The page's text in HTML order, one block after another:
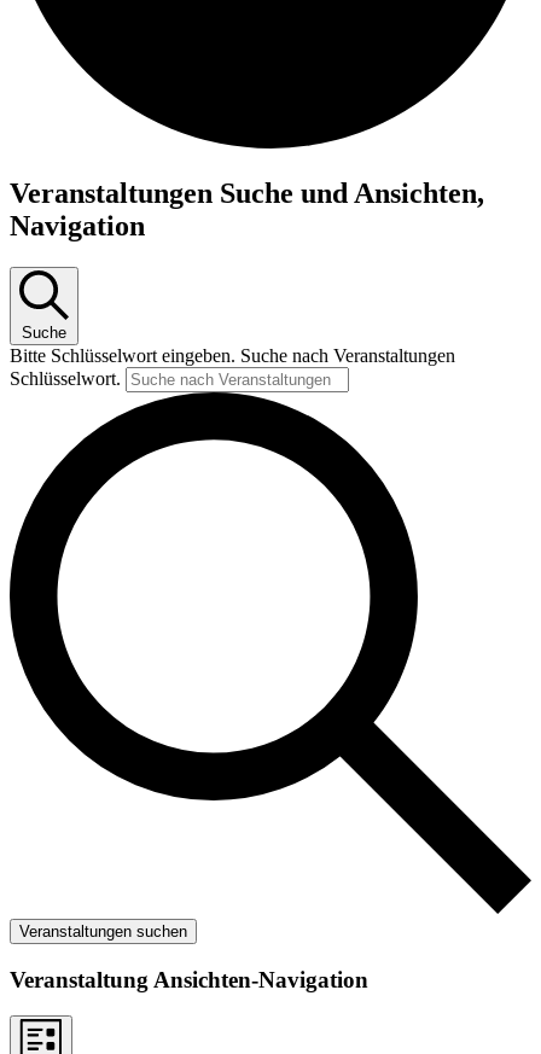
Veranstaltungen
Veranstaltungen Suche und Ansichten,
Navigation
Suche
Bitte Schlüsselwort eingeben. Suche nach Veranstaltungen
Schlüsselwort.
Veranstaltungen suchen
Veranstaltung Ansichten-Navigation